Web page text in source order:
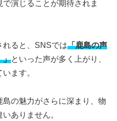
演じることが期待されま
れると、SNSでは「鹿島の声
」といった声が多く上がり、
ます。
の魅力がさらに深まり、物
ありません。